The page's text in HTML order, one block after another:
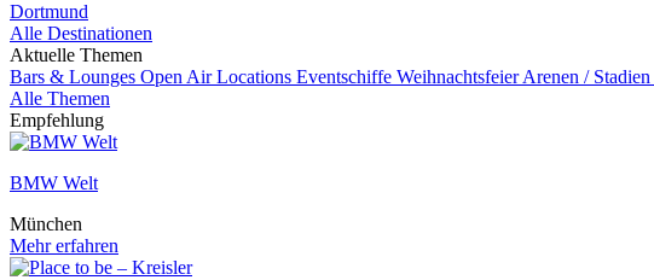
Dortmund
Alle Destinationen
Aktuelle Themen
Bars & Lounges Open Air Locations Eventschiffe WeihnachtsfeierArenen / Stadien
Alle Themen
Empfehlung
BMW Welt
München
Mehr erfahren